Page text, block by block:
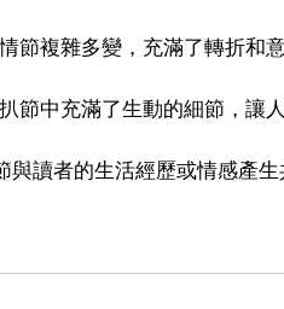
節複雜多變，充滿了轉折和意
節中充滿了生動的細節，讓
讀者的生活經歷或情感產生